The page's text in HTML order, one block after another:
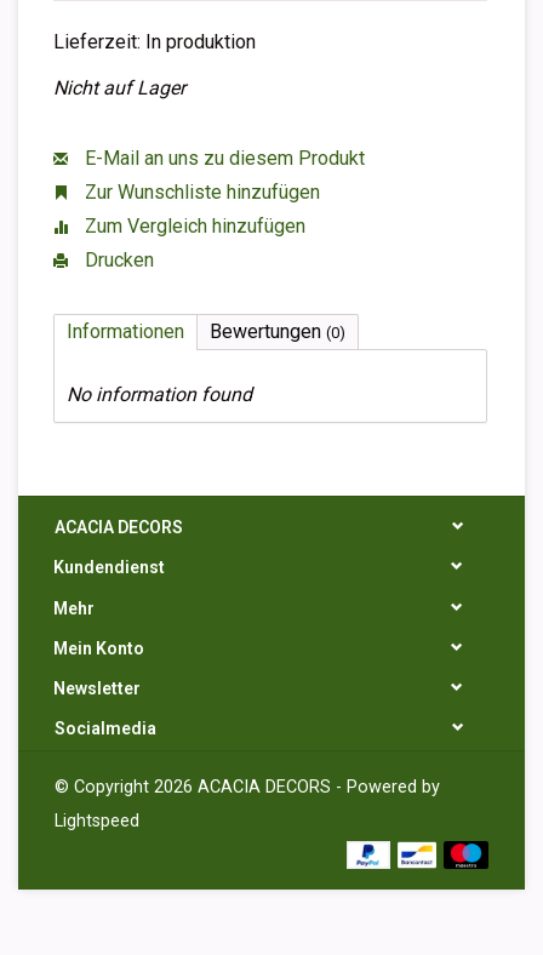
Lieferzeit: In produktion
Nicht auf Lager
E-Mail an uns zu diesem Produkt
Zur Wunschliste hinzufügen
Zum Vergleich hinzufügen
Drucken
Informationen Bewertungen (0)
No information found
ACACIA DECORS
Kundendienst
Mehr
Mein Konto
Newsletter
Socialmedia
© Copyright 2026 ACACIA DECORS - Powered by
Lightspeed